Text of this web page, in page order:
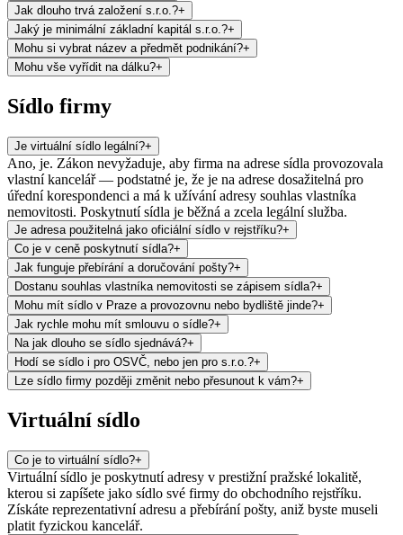
Jak dlouho trvá založení s.r.o.?+
Jaký je minimální základní kapitál s.r.o.?+
Mohu si vybrat název a předmět podnikání?+
Mohu vše vyřídit na dálku?+
Sídlo firmy
Je virtuální sídlo legální?+
Ano, je. Zákon nevyžaduje, aby firma na adrese sídla provozovala
vlastní kancelář — podstatné je, že je na adrese dosažitelná pro
úřední korespondenci a má k užívání adresy souhlas vlastníka
nemovitosti. Poskytnutí sídla je běžná a zcela legální služba.
Je adresa použitelná jako oficiální sídlo v rejstříku?+
Co je v ceně poskytnutí sídla?+
Jak funguje přebírání a doručování pošty?+
Dostanu souhlas vlastníka nemovitosti se zápisem sídla?+
Mohu mít sídlo v Praze a provozovnu nebo bydliště jinde?+
Jak rychle mohu mít smlouvu o sídle?+
Na jak dlouho se sídlo sjednává?+
Hodí se sídlo i pro OSVČ, nebo jen pro s.r.o.?+
Lze sídlo firmy později změnit nebo přesunout k vám?+
Virtuální sídlo
Co je to virtuální sídlo?+
Virtuální sídlo je poskytnutí adresy v prestižní pražské lokalitě,
kterou si zapíšete jako sídlo své firmy do obchodního rejstříku.
Získáte reprezentativní adresu a přebírání pošty, aniž byste museli
platit fyzickou kancelář.